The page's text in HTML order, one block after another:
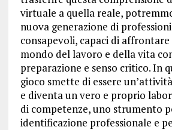
virtuale a quella reale,
nuova generazione di
consapevoli, capaci di
mondo del lavoro e della vita
preparazione e senso critico. In
gioco smette di essere
e diventa un vero e proprio
di competenze, uno strumento
identificazione professionale e